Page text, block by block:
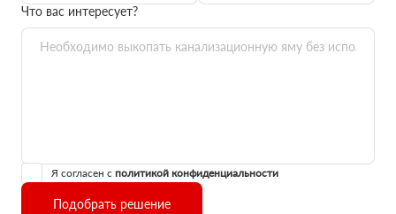
Что вас интересует?
Я согласен с политикой конфиденциальности
Подобрать решение